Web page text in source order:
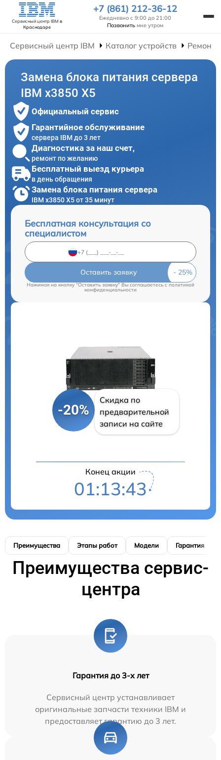
Сервисный центр IBM в
Краснодаре
+7 (861) 212-36-12
Ежедневно с 9:00 до 21:00
Позвонить мне утром
Сервисный центр IBM Каталог устройств Ремонт
Замена блока питания сервера
IBM x3850 X5
Официальный сервис
Гарантийное обслуживание
сервера IBM до 3 лет
Диагностика за наш счет,
ремонт по желанию
Бесплатный выезд курьера
в день обращения
Замена блока питания сервера
IBM x3850 X5 от 35 минут
Бесплатная консультация со
специалистом
Оставить заявку
Нажимая на кнопку "Оставить заявку" Вы соглашаетесь c политикой
конфиденциальности
-20%
Скидка по
предварительной
записи на сайте
Конец акции
01:13:42
Преимущества Этапы работ Модели Гарантия
Преимущества сервис-
центра
Гарантия до 3-х лет
Сервисный центр устанавливает
оригинальные запчасти техники IBM и
предоставляет гарантию до 3 лет.